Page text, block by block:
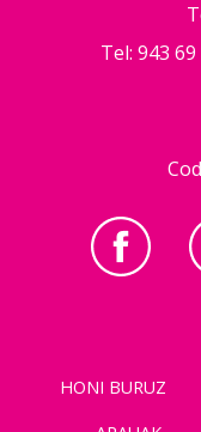
Tel: 943
HONI BURUZ